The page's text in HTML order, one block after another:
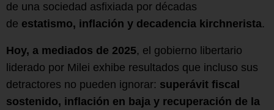
de una sociedad asfixiada por décadas
de estatismo, inflación y decadencia kirchnerista.
Hoy, a mediados de 2025, el gobierno libertario
liderado por Milei exhibe resultados que incluso sus
detractores no pueden ignorar: superávit fiscal
sostenido, inflación en baja y recuperación de la